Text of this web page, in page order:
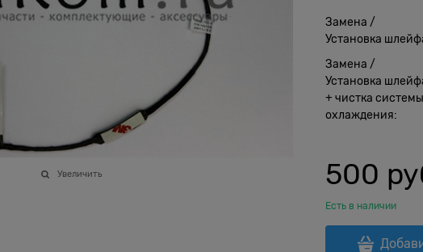
Увеличить
Замена /
Установка
Замена /
Установка
+ чистка системы
охлаждения:
500
Есть в наличии